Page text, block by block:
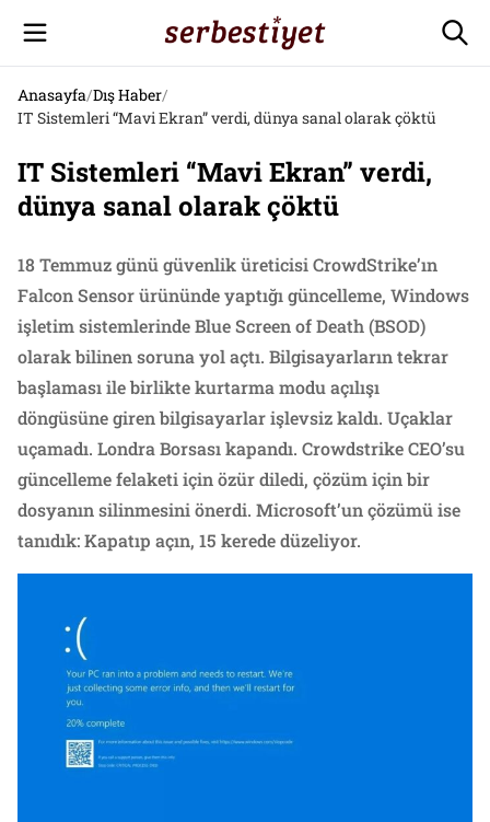
Anasayfa/Dış Haber/
IT Sistemleri “Mavi Ekran” verdi, dünya sanal olarak çöktü
IT Sistemleri “Mavi Ekran” verdi,
dünya sanal olarak çöktü
18 Temmuz günü güvenlik üreticisi CrowdStrike’ın
Falcon Sensor ürününde yaptığı güncelleme, Windows
işletim sistemlerinde Blue Screen of Death (BSOD)
olarak bilinen soruna yol açtı. Bilgisayarların tekrar
başlaması ile birlikte kurtarma modu açılışı
döngüsüne giren bilgisayarlar işlevsiz kaldı. Uçaklar
uçamadı. Londra Borsası kapandı. Crowdstrike CEO’su
güncelleme felaketi için özür diledi, çözüm için bir
dosyanın silinmesini önerdi. Microsoft’un çözümü ise
tanıdık: Kapatıp açın, 15 kerede düzeliyor.